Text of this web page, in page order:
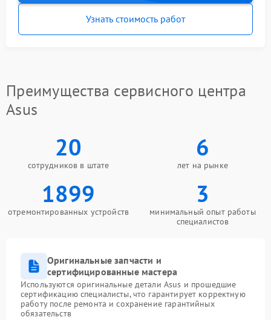
Узнать стоимость работ
Преимущества сервисного центра
Asus
20
сотрудников в штате
6
лет на рынке
1899
отремонтированных устройств
3
минимальный опыт работы
специалистов
Оригинальные запчасти и
сертифицированные мастера
Используются оригинальные детали Asus и прошедшие
сертификацию специалисты, что гарантирует корректную
работу после ремонта и сохранение гарантийных
обязательств